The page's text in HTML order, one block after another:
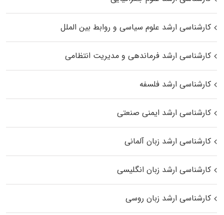
کارشناسی ارشد علوم سیاسی و روابط بین الملل
کارشناسی ارشد فرماندهی و مدیریت انتظامی
کارشناسی ارشد فلسفه
کارشناسی ارشد ایمنی صنعتی
کارشناسی ارشد زبان آلمانی
کارشناسی ارشد زبان انگلیسی
کارشناسی ارشد زبان روسی